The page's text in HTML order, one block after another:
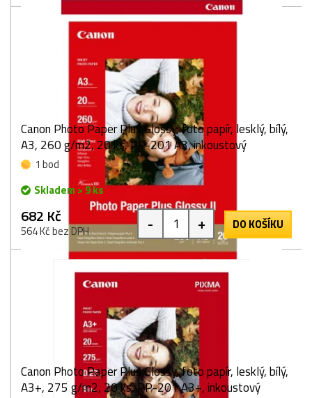
Canon Photo Paper Plus Glossy, foto papír, lesklý, bílý,
A3, 260 g/m2, 20 ks, PP-201 A3, inkoustový
1 bod
Skladem > 9 ks
682 Kč
564 Kč bez DPH - + DO KOŠÍKU
Canon Photo Paper Plus Glossy, foto papír, lesklý, bílý,
A3+, 275 g/m2, 20 ks, PP-201 A3+, inkoustový